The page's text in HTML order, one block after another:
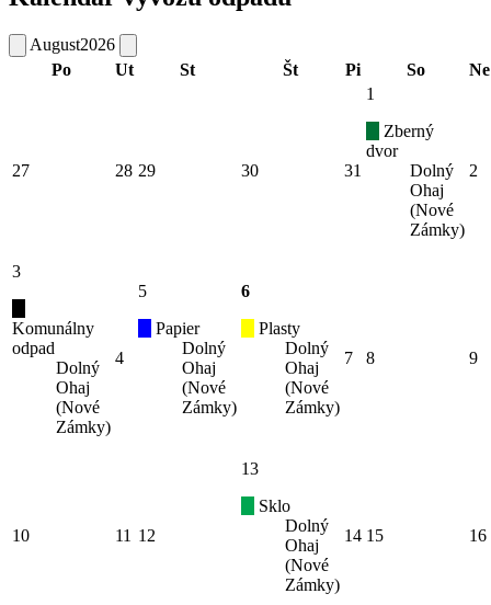
August2026
Po
Ut St Št Pi So Ne
27 28 29 30 31
1
Zberný
dvor
Dolný
Ohaj
(Nové
Zámky)
2
3
Komunálny
odpad
Dolný
Ohaj
(Nové
Zámky)
4
5
Papier
Dolný
Ohaj
(Nové
Zámky)
6
Plasty
Dolný
Ohaj
(Nové
Zámky)
7 8 9
10 11 12
13
Sklo
Dolný
Ohaj
(Nové
Zámky)
14 15 16